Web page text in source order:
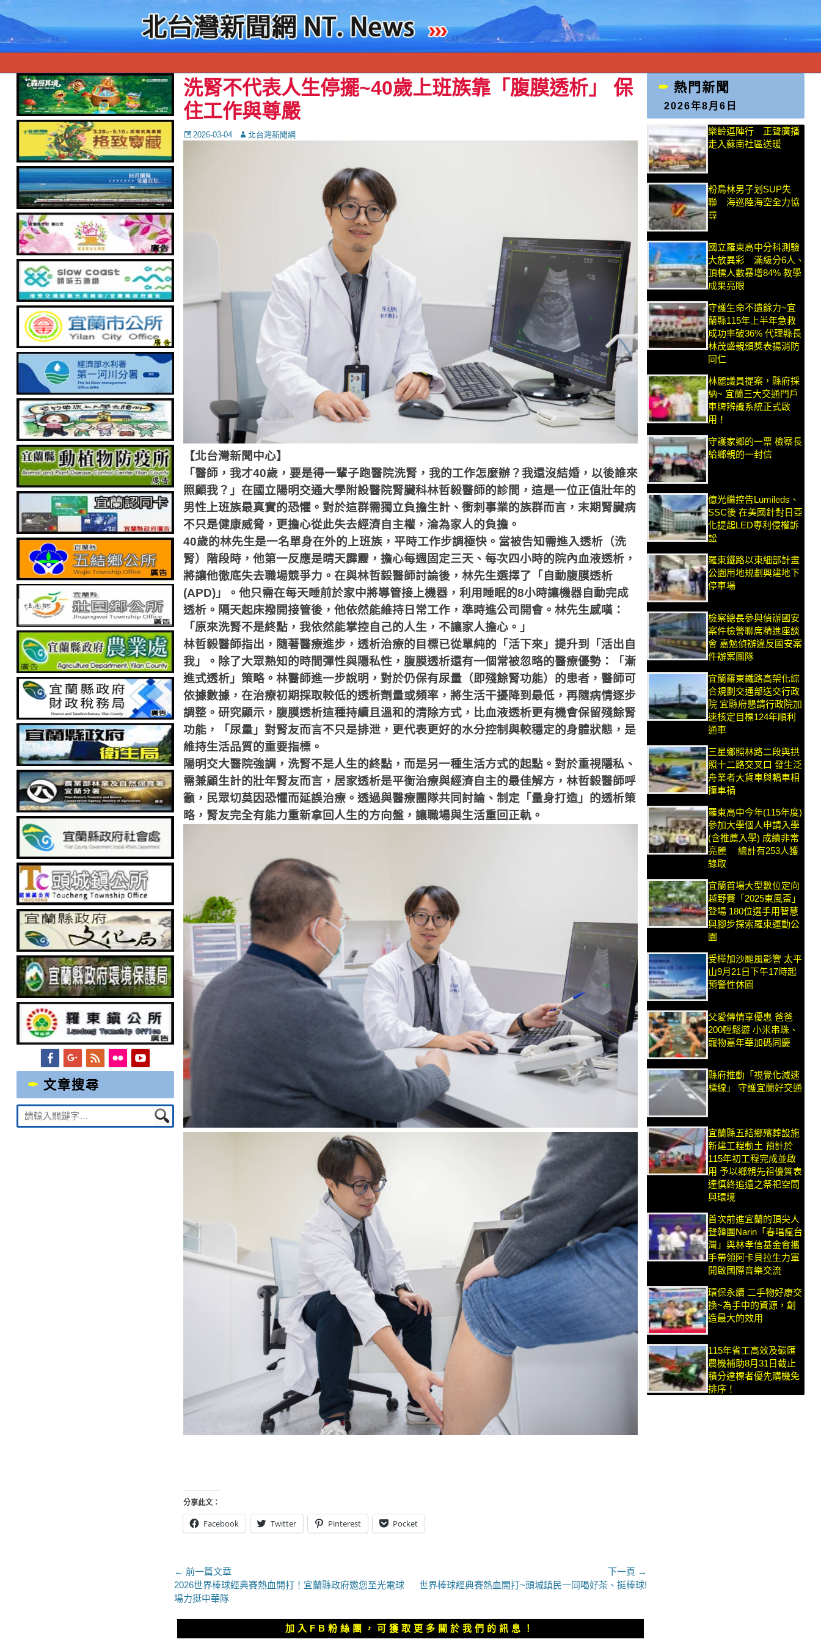
洗腎不代表人生停擺~40歲上班族靠「腹膜透析」 保
住工作與尊嚴
Posted
2026-03-04 Autor北台灣新聞網
【北台灣新聞中心】
「醫師，我才40歲，要是得一輩子跑醫院洗腎，我的工作怎麼辦？我還沒結婚，以後誰來
照顧我？」在國立陽明交通大學附設醫院腎臟科林哲毅醫師的診間，這是一位正值壯年的
男性上班族最真實的恐懼。對於這群需獨立負擔生計、衝刺事業的族群而言，末期腎臟病
不只是健康威脅，更擔心從此失去經濟自主權，淪為家人的負擔。
40歲的林先生是一名單身在外的上班族，平時工作步調極快。當被告知需進入透析（洗
腎）階段時，他第一反應是晴天霹靂，擔心每週固定三天、每次四小時的院內血液透析，
將讓他徹底失去職場競爭力。在與林哲毅醫師討論後，林先生選擇了「自動腹膜透析
(APD)」。他只需在每天睡前於家中將導管接上機器，利用睡眠的8小時讓機器自動完成
透析。隔天起床撥開接管後，他依然能維持日常工作，準時進公司開會。林先生感嘆：
「原來洗腎不是終點，我依然能掌控自己的人生，不讓家人擔心。」
林哲毅醫師指出，隨著醫療進步，透析治療的目標已從單純的「活下來」提升到「活出自
我」。除了大眾熟知的時間彈性與隱私性，腹膜透析還有一個常被忽略的醫療優勢：「漸
進式透析」策略。林醫師進一步說明，對於仍保有尿量（即殘餘腎功能）的患者，醫師可
依據數據，在治療初期採取較低的透析劑量或頻率，將生活干擾降到最低，再隨病情逐步
調整。研究顯示，腹膜透析這種持續且溫和的清除方式，比血液透析更有機會保留殘餘腎
功能，「尿量」對腎友而言不只是排泄，更代表更好的水分控制與較穩定的身體狀態，是
維持生活品質的重要指標。
陽明交大醫院強調，洗腎不是人生的終點，而是另一種生活方式的起點。對於重視隱私、
需兼顧生計的壯年腎友而言，居家透析是平衡治療與經濟自主的最佳解方，林哲毅醫師呼
籲，民眾切莫因恐懼而延誤治療。透過與醫療團隊共同討論、制定「量身打造」的透析策
略，腎友完全有能力重新拿回人生的方向盤，讓職場與生活重回正軌。
分享此文：
Facebook Twitter Pinterest Pocket
文
章
導
覽
← 前一篇文章
上
一
章：
2026世界棒球經典賽熱血開打！宜蘭縣政府邀您至光電球
場力挺中華隊
下一頁 →
文
章：
世界棒球經典賽熱血開打~頭城鎮民一同喝好茶、挺棒球!
加入FB粉絲團，可獲取更多關於我們的訊息！
熱門新聞
2026年8月6日
樂齡逗陣行 正聲廣播
走入蘇南社區送暖
粉鳥林男子划SUP失
聯 海巡陸海空全力協
尋
國立羅東高中分科測驗
大放異彩 滿級分6人、
頂標人數暴增84% 教學
成果亮眼
守護生命不遺餘力~宜
蘭縣115年上半年急救
成功率破36% 代理縣長
林茂盛親頒獎表揚消防
同仁
林麗議員提案，縣府採
納~ 宜蘭三大交通門戶
車牌辨識系統正式啟
用！
守護家鄉的一票 檢察長
給鄉親的一封信
億光繼控告Lumileds、
SSC後 在美國針對日亞
化提起LED專利侵權訴
訟
羅東鐵路以東細部計畫
公園用地規劃興建地下
停車場
檢察總長參與偵辦國安
案件檢警聯席精進座談
會 嘉勉偵辦違反國安案
件辦案團隊
宜蘭羅東鐵路高架化綜
合規劃交通部送交行政
院 宜縣府懇請行政院加
速核定目標124年順利
通車
三星鄉照林路二段與拱
照十二路交叉口 發生泛
舟業者大貨車與轎車相
撞車禍
羅東高中今年(115年度)
參加大學個人申請入學
(含推薦入學) 成績非常
亮麗 總計有253人獲
錄取
宜蘭首場大型數位定向
越野賽「2025東風盃」
登場 180位選手用智慧
與腳步探索羅東運動公
園
受樺加沙颱風影響 太平
山9月21日下午17時起
預警性休園
父愛傳情享優惠 爸爸
200輕鬆遊 小米串珠、
寵物嘉年華加碼同慶
縣府推動「視覺化減速
標線」 守護宜蘭好交通
宜蘭縣五結鄉殯葬設施
新建工程動土 預計於
115年初工程完成並啟
用 予以鄉親先祖優質表
達慎終追遠之祭祀空間
與環境
首次前進宜蘭的頂尖人
聲韓團Narin「春唱瘋台
灣」與林孝信基金會攜
手帶領阿卡貝拉生力軍
開啟國際音樂交流
環保永續 二手物好康交
換~為手中的資源，創
造最大的效用
115年省工高效及碳匯
農機補助8月31日截止
積分達標者優先購機免
排序！
FacebookGoogleplus
FeedFlickrYouTube
文章搜尋
Suche
nach: